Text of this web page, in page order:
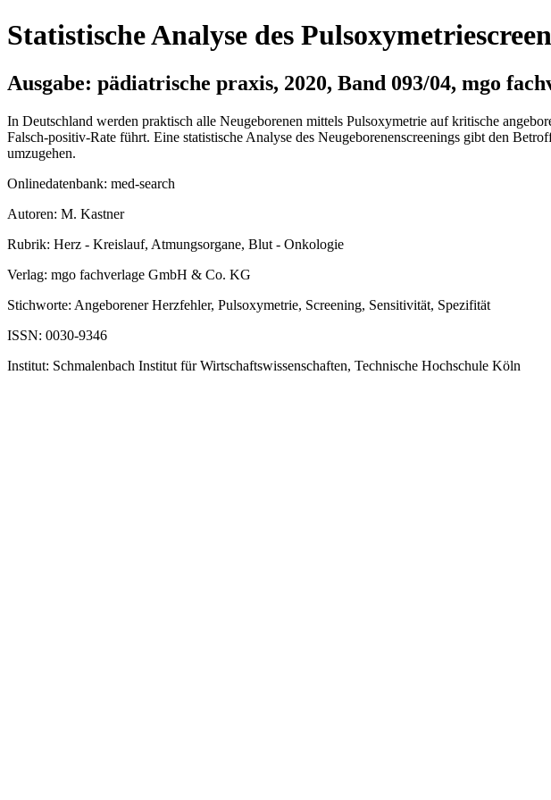
Statistische Analyse des
Ausgabe: pädiatrische praxis, 2020, Band 093/04, mgo
In Deutschland werden praktisch alle Neugeborenen mittels Pulsoxymetrie auf kritische
Falsch-positiv-Rate führt. Eine statistische Analyse des Neugeborenenscreenings gibt den
umzugehen.
Onlinedatenbank: med-search
Autoren: M. Kastner
Rubrik: Herz - Kreislauf, Atmungsorgane, Blut - Onkologie
Verlag: mgo fachverlage GmbH & Co. KG
Stichworte: Angeborener Herzfehler, Pulsoxymetrie, Screening, Sensitivität, Spezifität
ISSN: 0030-9346
Institut: Schmalenbach Institut für Wirtschaftswissenschaften, Technische Hochschule Köln